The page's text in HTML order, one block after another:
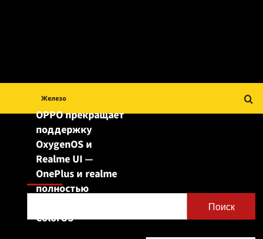
Поиск
Поиск
Железо
OPPO прекращает
поддержку
OxygenOS и
Realme UI —
OnePlus и realme
полностью
ColorOS